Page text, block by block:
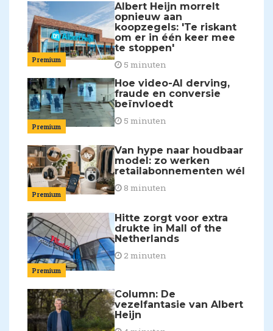
Premium
Albert Heijn morrelt
opnieuw aan
koopzegels: 'Te riskant
om er in één keer mee
te stoppen'
5 minuten
Premium
Hoe video-AI derving,
fraude en conversie
beïnvloedt
5 minuten
Premium
Van hype naar houdbaar
model: zo werken
retailabonnementen wél
8 minuten
Premium
Hitte zorgt voor extra
drukte in Mall of the
Netherlands
2 minuten
Column: De
vezelfantasie van Albert
Heijn